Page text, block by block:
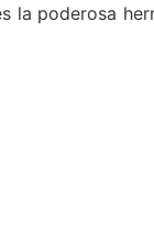
la poderosa